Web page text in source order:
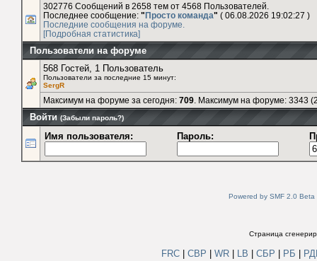
302776 Сообщений в 2658 тем от 4568 Пользователей.
Последнее сообщение: "Просто команда" ( 06.08.2026 19:02:27 )
Последние сообщения на форуме.
[Подробная статистика]
Пользователи на форуме
568 Гостей, 1 Пользователь
Пользователи за последние 15 минут:
SergR
Максимум на форуме за сегодня: 709 . Максимум на форуме: 3343
Войти(Забыли пароль?)
Имя пользователя: Пароль:
Powered by SMF 2.0 Beta
Страница
FRC | СВР | WR | LB | СБР | РБ |